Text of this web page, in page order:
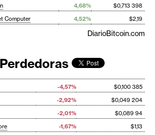
4,68%
$0,713 398
Computer 4,52% $2,19
DiarioBitcoin.com
-4,57%
$0,100 385
-2,92%
$0,049 204
-2,01%
$0,089 94
-1,67%
$1,13